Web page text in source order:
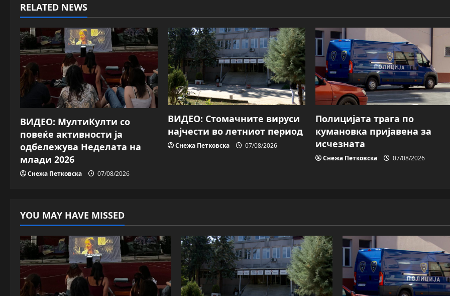
n
a
v
i
g
a
t
i
o
RELATED NEWS
ВИДЕО: МултиКулти со
повеќе активности ја
одбележува Неделата на
млади 2026
Снежа Петковска 07/08/2026
ВИДЕО: Стомачните вируси
најчести во летниот период
Снежа Петковска 07/08/2026
Полицијата трага пo
кумановка пријавена за
исчезната
Снежа Петковска 07/08/2026
YOU MAY HAVE MISSED